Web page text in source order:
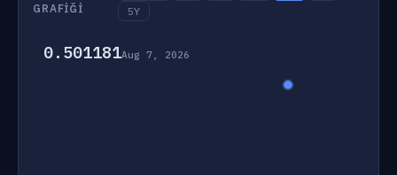
GRAFIĞI
5Y
0.501181Aug 7, 2026